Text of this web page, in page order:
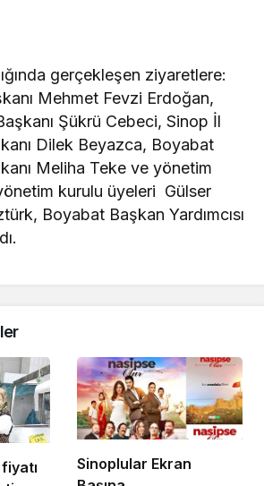
gerçekleşen ziyaretlere:
Mehmet Fevzi Erdoğan,
Şükrü Cebeci, Sinop İl
Dilek Beyazca, Boyabat
Meliha Teke ve yönetim
kurulu üyeleri Gülser
Boyabat Başkan Yardımcısı
Sinoplular Ekran